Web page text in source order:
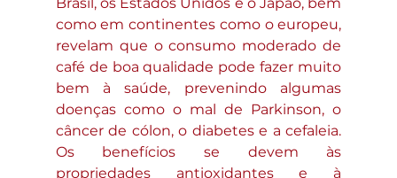
como em continentes como o europeu,
revelam que o consumo moderado de
café de boa qualidade pode fazer muito
bem à saúde, prevenindo algumas
doenças como o mal de Parkinson, o
câncer de cólon, o diabetes e a cefaleia.
Os benefícios se devem às
propriedades antioxidantes e à